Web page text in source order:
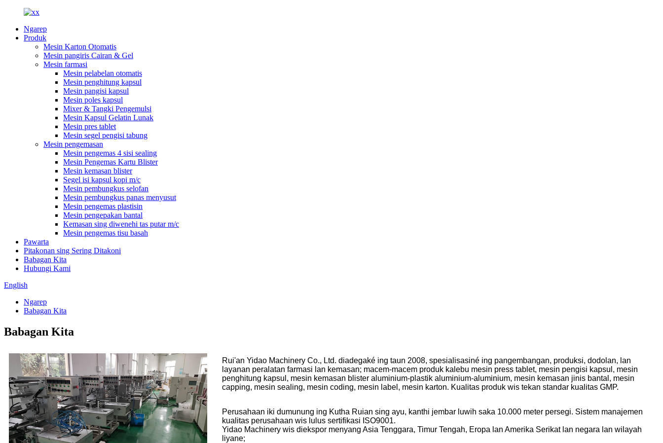
Ngarep
Produk
Mesin Karton Otomatis
Mesin pangiris Cairan & Gel
Mesin farmasi
Mesin pelabelan otomatis
Mesin penghitung kapsul
Mesin pangisi kapsul
Mesin poles kapsul
Mixer & Tangki Pengemulsi
Mesin Kapsul Gelatin Lunak
Mesin pres tablet
Mesin segel pengisi tabung
Mesin pengemasan
Mesin pengemas 4 sisi sealing
Mesin Pengemas Kartu Blister
Mesin kemasan blister
Segel isi kapsul kopi m/c
Mesin pembungkus selofan
Mesin pembungkus panas menyusut
Mesin pengemas plastisin
Mesin pengepakan bantal
Kemasan sing diwenehi tas putar m/c
Mesin pengemas tisu basah
Pawarta
Pitakonan sing Sering Ditakoni
Babagan Kita
Hubungi Kami
English
Ngarep
Babagan Kita
Babagan Kita
Rui'an Yidao Machinery Co., Ltd. diadegaké ing taun 2008, spesialisasiné ing pangembangan, produksi, dodolan, lan
layanan peralatan farmasi lan kemasan; macem-macem produk kalebu mesin press tablet, mesin pengisi kapsul, mesin
penghitung kapsul, mesin kemasan blister aluminium-plastik aluminium-aluminium, mesin kemasan jinis bantal, mesin
capping, mesin sealing, mesin coding, mesin label, mesin karton. Kualitas produk wis tekan standar kualitas GMP.
Perusahaan iki dumunung ing Kutha Ruian sing ayu, kanthi jembar luwih saka 10.000 meter persegi. Sistem manajemen
kualitas perusahaan wis lulus sertifikasi ISO9001.
Yidao Machinery wis diekspor menyang Asia Tenggara, Timur Tengah, Eropa lan Amerika Serikat lan negara lan wilayah
liyane;